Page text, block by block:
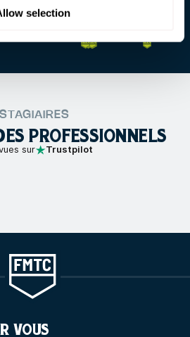
selection
PROFESSIONNELS
sur Trustpilot
VOUS